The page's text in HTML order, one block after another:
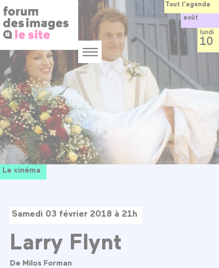
Panneau de gestion des cookies
au
contenu
principal
Menu
Le cinéma
Samedi 03 février 2018 à 21h
Larry Flynt
De Milos Forman
Tout l’agenda
août
lundi
10